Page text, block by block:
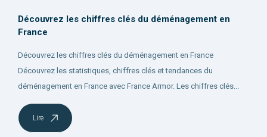
Découvrez les chiffres clés du déménagement en
France
Découvrez les chiffres clés du déménagement en France
Découvrez les statistiques, chiffres clés et tendances du
déménagement en France avec France Armor. Les chiffres clés...
Lire